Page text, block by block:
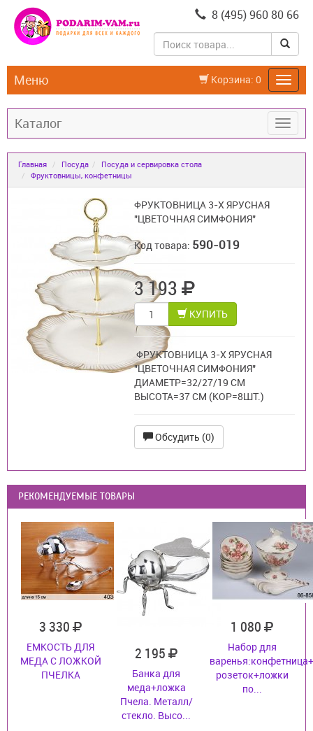
8 (495) 960 80 66
Корзина: 0
Меню
Каталог
Главная Посуда
Посуда и сервировка стола
Фруктовницы, конфетницы
ФРУКТОВНИЦА 3-Х ЯРУСНАЯ
"ЦВЕТОЧНАЯ СИМФОНИЯ"
Код товара: 590-019
3 193
КУПИТЬ
ФРУКТОВНИЦА 3-Х ЯРУСНАЯ
"ЦВЕТОЧНАЯ СИМФОНИЯ"
ДИАМЕТР=32/27/19 СМ
ВЫСОТА=37 СМ (КОР=8ШТ.)
Обсудить (0)
РЕКОМЕНДУЕМЫЕ ТОВАРЫ
3 330
ЕМКОСТЬ ДЛЯ
МЕДА С ЛОЖКОЙ
ПЧЕЛКА
2 195
Банка для
меда+ложка
Пчела. Металл/
стекло. Высо...
1 080
Набор для
розеток+ложки
по...